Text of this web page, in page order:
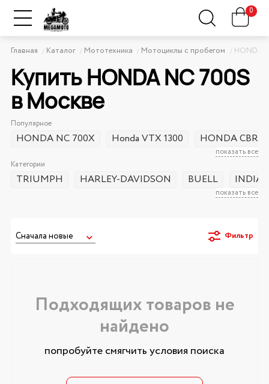
0
Главная Каталог Мототехника Мотоциклы с пробегом HONDA
Купить HONDA NC 700S
в Москве
Популярное
показать все
HONDA NC 700X Honda VTX 1300 HONDA CBR
Категории
показать все
TRIUMPH HARLEY-DAVIDSON BUELL
Фильтр
Подходящих товаров не
найдено
попробуйте смягчить условия поиска